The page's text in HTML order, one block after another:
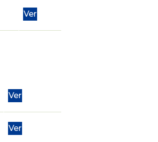
Ver
Ver
Ver